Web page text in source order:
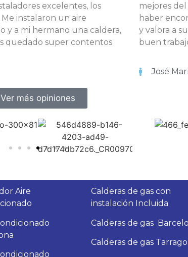
excelentes, los
instalaron un aire
y a mi hermano una caldera,
quedado super contentos
mejores
haber
y valora a
buen
José
Ver más opiniones
Aire
Calderas de gas con
instalación Incluida
Calderas de gas
Calderas de gas